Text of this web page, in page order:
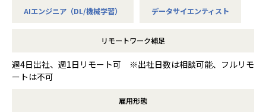
AIエンジニア（DL/機械学習） データサイエンティスト
リモートワーク補足
週4日出社、週1日リモート可 ※出社日数は相談可能、フルリモ
ートは不可
雇用形態